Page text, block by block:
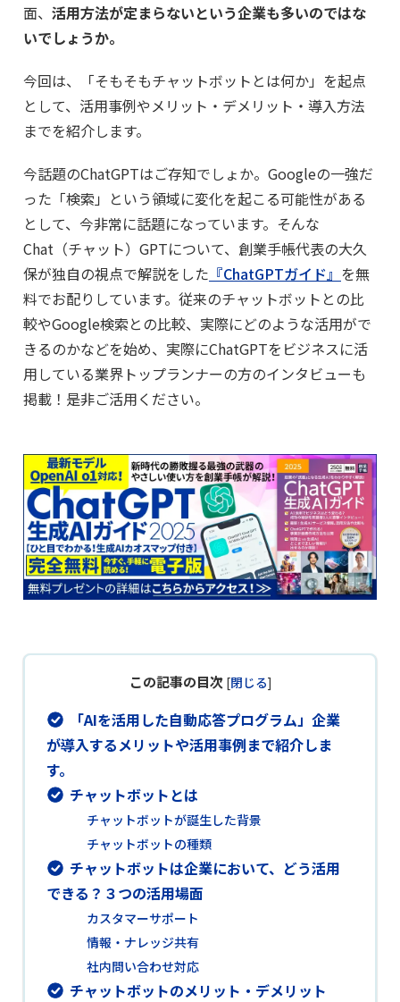
面、 活用方法が定まらないという企業も多いのではな
いでしょうか。
今回は、「そもそもチャットボットとは何か」を起点
として、活用事例やメリット・デメリット・導入方法
までを紹介します。
今話題のChatGPTはご存知でしょか。Googleの一強だ
った「検索」という領域に変化を起こる可能性がある
として、今非常に話題になっています。そんな
Chat（チャット）GPTについて、創業手帳代表の大久
保が独自の視点で解説をした 『ChatGPTガイド』 を無
料でお配りしています。従来のチャットボットとの比
較やGoogle検索との比較、実際にどのような活用がで
きるのかなどを始め、実際にChatGPTをビジネスに活
用している業界トップランナーの方のインタビューも
掲載！是非ご活用ください。
この記事の目次 [閉じる]
「AIを活用した自動応答プログラム」企業
が導入するメリットや活用事例まで紹介しま
す。
チャットボットとは
チャットボットが誕生した背景
チャットボットの種類
チャットボットは企業において、どう活用
できる？３つの活用場面
カスタマーサポート
情報・ナレッジ共有
社内問い合わせ対応
チャットボットのメリット・デメリット